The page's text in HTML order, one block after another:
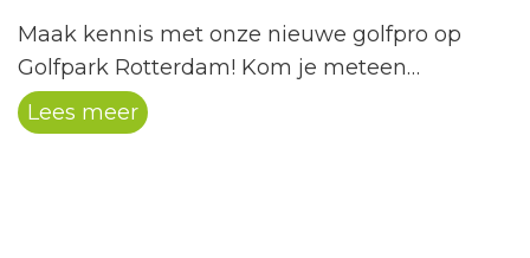
Maak kennis met onze nieuwe golfpro op
Golfpark Rotterdam! Kom je meteen
kennismaken met Sven? Dan krijg je direct 10
minuten gratis golfles.
Lees meer